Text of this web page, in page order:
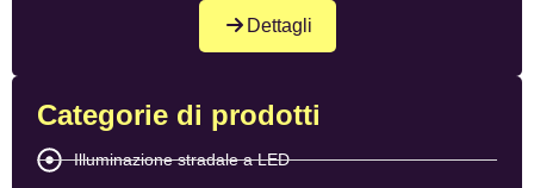
Dettagli
Categorie di prodotti
Illuminazione stradale a LED